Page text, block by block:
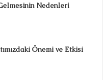
Nedenleri
Önemi ve Etkisi